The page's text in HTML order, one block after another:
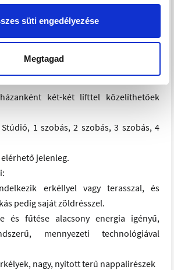
süti engedélyezése
Megtagad
között zárt átriumos folyosókon
az átjárás.
veszik körül.
két-két lifttel közelíthetőek
1 szobás, 2 szobás, 3 szobás, 4
jelenleg.
erkéllyel vagy terasszal, és
pedig saját zöldrésszel.
és fűtése alacsony energia igényű,
mennyezeti technológiával
nagy, nyitott terű nappalirészek